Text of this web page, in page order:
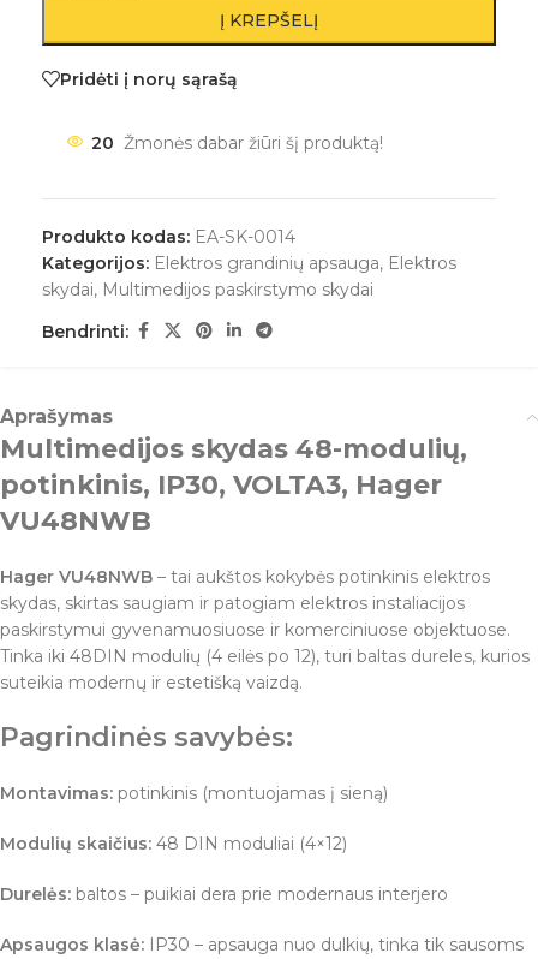
Į KREPŠELĮ
Pridėti į norų sąrašą
20 Žmonės dabar žiūri šį produktą!
Produkto kodas: EA-SK-0014
Kategorijos: Elektros grandinių apsauga, Elektros
skydai, Multimedijos paskirstymo skydai
Bendrinti:
Aprašymas
Multimedijos skydas 48-modulių,
potinkinis, IP30, VOLTA3, Hager
VU48NWB
Hager VU48NWB – tai aukštos kokybės potinkinis elektros
skydas, skirtas saugiam ir patogiam elektros instaliacijos
paskirstymui gyvenamuosiuose ir komerciniuose objektuose.
Tinka iki 48DIN modulių (4 eilės po 12), turi baltas dureles, kurios
suteikia modernų ir estetišką vaizdą.
Pagrindinės savybės:
Montavimas: potinkinis (montuojamas į sieną)
Modulių skaičius: 48 DIN moduliai (4×12)
Durelės: baltos – puikiai dera prie modernaus interjero
Apsaugos klasė: IP30 – apsauga nuo dulkių, tinka tik sausoms